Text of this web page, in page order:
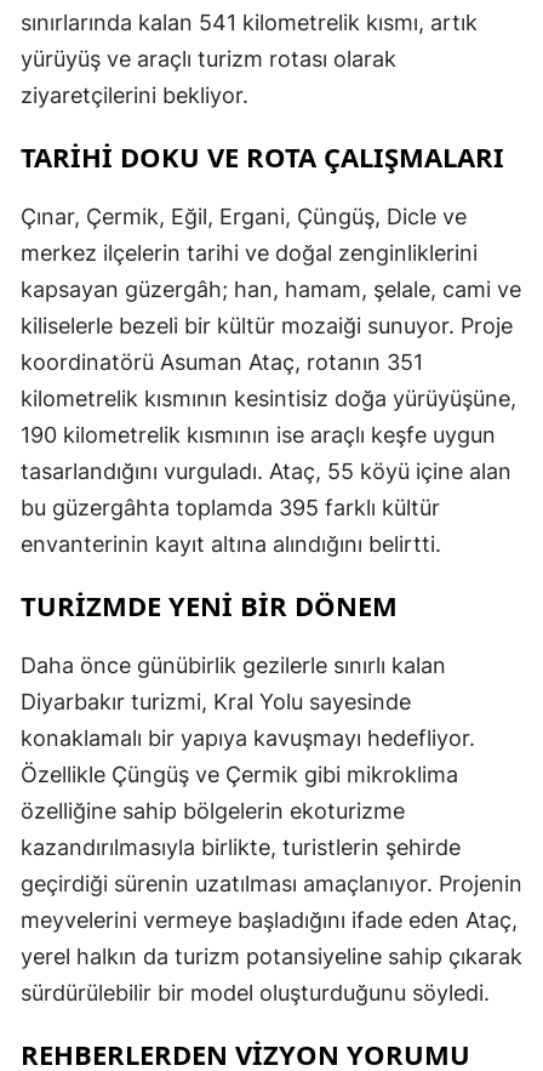
sınırlarında kalan 541 kilometrelik kısmı, artık
yürüyüş ve araçlı turizm rotası olarak
ziyaretçilerini bekliyor.
TARİHİ DOKU VE ROTA ÇALIŞMALARI
Çınar, Çermik, Eğil, Ergani, Çüngüş, Dicle ve
merkez ilçelerin tarihi ve doğal zenginliklerini
kapsayan güzergâh; han, hamam, şelale, cami ve
kiliselerle bezeli bir kültür mozaiği sunuyor. Proje
koordinatörü Asuman Ataç, rotanın 351
kilometrelik kısmının kesintisiz doğa yürüyüşüne,
190 kilometrelik kısmının ise araçlı keşfe uygun
tasarlandığını vurguladı. Ataç, 55 köyü içine alan
bu güzergâhta toplamda 395 farklı kültür
envanterinin kayıt altına alındığını belirtti.
TURİZMDE YENİ BİR DÖNEM
Daha önce günübirlik gezilerle sınırlı kalan
Diyarbakır turizmi, Kral Yolu sayesinde
konaklamalı bir yapıya kavuşmayı hedefliyor.
Özellikle Çüngüş ve Çermik gibi mikroklima
özelliğine sahip bölgelerin ekoturizme
kazandırılmasıyla birlikte, turistlerin şehirde
geçirdiği sürenin uzatılması amaçlanıyor. Projenin
meyvelerini vermeye başladığını ifade eden Ataç,
yerel halkın da turizm potansiyeline sahip çıkarak
sürdürülebilir bir model oluşturduğunu söyledi.
REHBERLERDEN VİZYON YORUMU